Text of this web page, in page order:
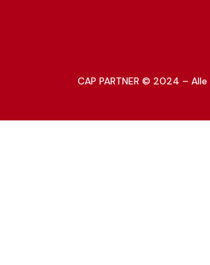
CAP PARTNER © 2024 –